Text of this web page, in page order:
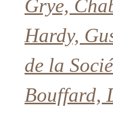
Grye,
Hardy,
de la
Bouffard,